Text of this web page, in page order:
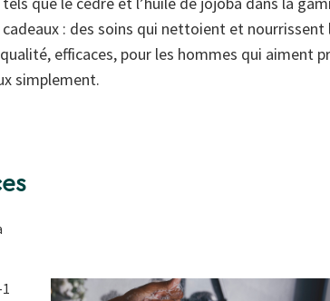
: des soins qui nettoient et nourrissent
efficaces, pour les hommes qui aiment
simplement.